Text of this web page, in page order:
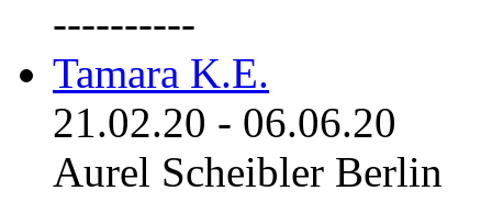
----------
Tamara K.E.
21.02.20 - 06.06.20
Aurel Scheibler Berlin